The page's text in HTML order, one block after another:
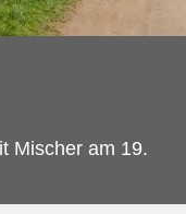
Mischer am 19.